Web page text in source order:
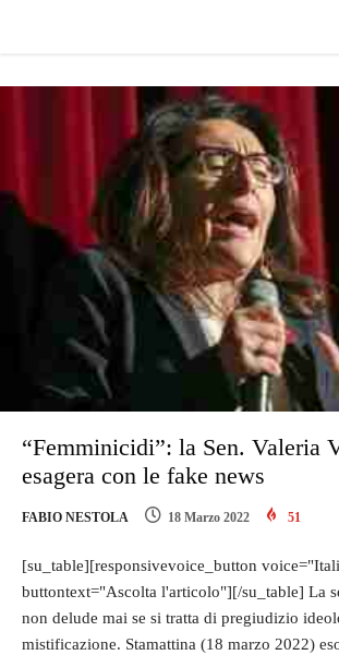
“Femminicidi”: la Sen. Valeria
esagera con le fake news
FABIO NESTOLA 18 Marzo 2022 51
[su_table][responsivevoice_button
buttontext="Ascolta l'articolo"][/su_table] La
non delude mai se si tratta di pregiudizio
mistificazione. Stamattina (18 marzo 2022)